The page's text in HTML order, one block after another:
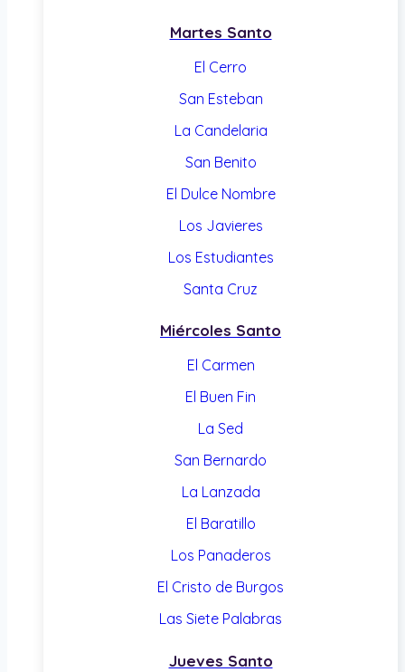
Martes Santo
El Cerro
San Esteban
La Candelaria
San Benito
El Dulce Nombre
Los Javieres
Los Estudiantes
Santa Cruz
Miércoles Santo
El Carmen
El Buen Fin
La Sed
San Bernardo
La Lanzada
El Baratillo
Los Panaderos
El Cristo de Burgos
Las Siete Palabras
Jueves Santo